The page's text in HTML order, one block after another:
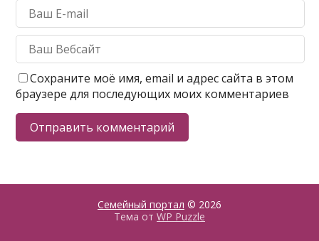
Сохраните моё имя, email и адрес сайта в этом
браузере для последующих моих комментариев
Семейный портал © 2026
Тема от WP Puzzle